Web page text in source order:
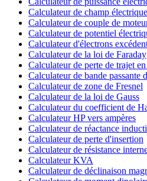
Calculateur de champ électrique
Calculateur de couple de
Calculateur de potentiel
Calculateur d'électrons
Calculateur de la loi de Faraday
Calculateur de perte de trajet
Calculateur de bande passante
Calculateur de zone de Fresnel
Calculateur de la loi de Gauss
Calculateur du coefficient de
Calculateur HP vers ampères
Calculateur de réactance
Calculateur de perte d'insertion
Calculateur de résistance
Calculateur KVA
Calculateur de déclinaison